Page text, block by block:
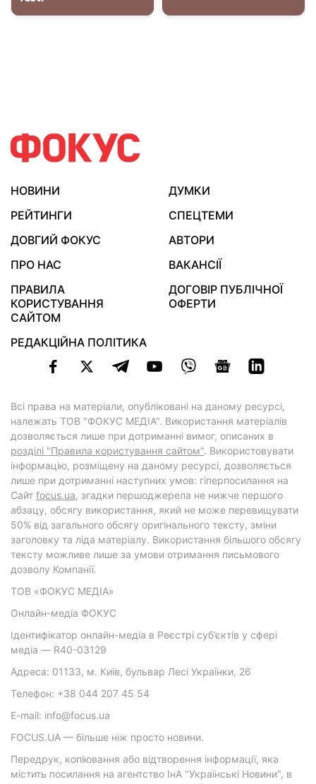
НОВИНИ
ДУМКИ
РЕЙТИНГИ
СПЕЦТЕМИ
ДОВГИЙ ФОКУС
АВТОРИ
ПРО НАС
ВАКАНСІЇ
ПРАВИЛА
КОРИСТУВАННЯ
САЙТОМ
ДОГОВІР ПУБЛІЧНОЇ
ОФЕРТИ
РЕДАКЦІЙНА ПОЛІТИКА
Всі права на матеріали, опубліковані на даному ресурсі,
належать ТОВ "ФОКУС МЕДІА". Використання матеріалів
дозволяється лише при дотриманні вимог, описаних в
розділі "Правила користування сайтом". Використовувати
інформацію, розміщену на даному ресурсі, дозволяється
лише при дотриманні наступних умов: гіперпосилання на
Cайт focus.ua, згадки першоджерела не нижче першого
абзацу, обсягу використання, який не може перевищувати
50% від загального обсягу оригінального тексту, зміни
заголовку та ліда матеріалу. Використання більшого обсягу
тексту можливе лише за умови отримання письмового
дозволу Компанії.
ТОВ «ФОКУС МЕДІА»
Онлайн-медіа ФОКУС
Ідентифікатор онлайн-медіа в Реєстрі суб’єктів у сфері
медіа — R40-03129
Адреса: 01133, м. Київ, бульвар Лесі Українки, 26
Телефон: +38 044 207 45 54
E-mail: info@focus.ua
FOCUS.UA — більше ніж просто новини.
Передрук, копіювання або відтворення інформації, яка
містить посилання на агентство ІнА "Українські Новини", в